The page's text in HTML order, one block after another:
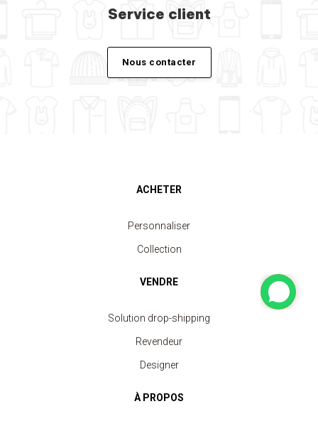
Service client
Nous contacter
ACHETER
Personnaliser
Collection
VENDRE
Solution drop-shipping
Revendeur
Designer
À PROPOS